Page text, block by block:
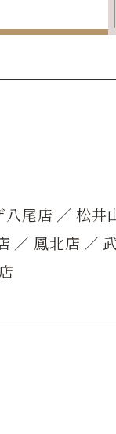
八尾店 ／ 松井
／ 鳳北店 ／